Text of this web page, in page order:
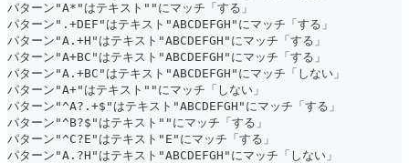
パターン"A*"はテキスト""にマッチ「する」
パターン".+DEF"はテキスト"ABCDEFGH"にマッチ「する」
パターン"A.+H"はテキスト"ABCDEFGH"にマッチ「する」
パターン"A+BC"はテキスト"ABCDEFGH"にマッチ「する」
パターン"A.+BC"はテキスト"ABCDEFGH"にマッチ「しない」
パターン"A+"はテキスト""にマッチ「しない」
パターン"^A?.+$"はテキスト"ABCDEFGH"にマッチ「する」
パターン"^B?$"はテキスト""にマッチ「する」
パターン"^C?E"はテキスト"E"にマッチ「する」
パターン"A.?H"はテキスト"ABCDEFGH"にマッチ「しない」